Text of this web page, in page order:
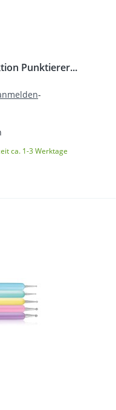
Punktierer...
-
ca. 1-3 Werktage